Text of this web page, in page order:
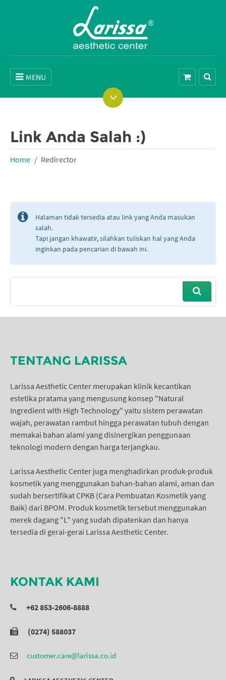
MENU
Link Anda Salah :)
Home Redirector
Halaman tidak tersedia atau link yang Anda masukan
salah.
Tapi jangan khawatir, silahkan tuliskan hal yang Anda
inginkan pada pencarian di bawah ini.
TENTANG LARISSA
Larissa Aesthetic Center merupakan klinik kecantikan
estetika pratama yang mengusung konsep "Natural
Ingredient with High Technology" yaitu sistem perawatan
wajah, perawatan rambut hingga perawatan tubuh dengan
memakai bahan alami yang disinergikan penggunaan
teknologi modern dengan harga terjangkau.
Larissa Aesthetic Center juga menghadirkan produk-produk
kosmetik yang menggunakan bahan-bahan alami, aman dan
sudah bersertifikat CPKB (Cara Pembuatan Kosmetik yang
Baik) dari BPOM. Produk kosmetik tersebut menggunakan
merek dagang "L" yang sudah dipatenkan dan hanya
tersedia di gerai-gerai Larissa Aesthetic Center.
KONTAK KAMI
+62 853-2606-8888
(0274) 588037
customer.care@larissa.co.id